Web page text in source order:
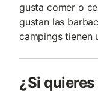
gusta comer o
gustan las
campings tienen
¿Si